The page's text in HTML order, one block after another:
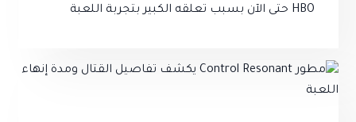
HBO حتى الآن بسبب تعلقه الكبير بتجربة اللعبة